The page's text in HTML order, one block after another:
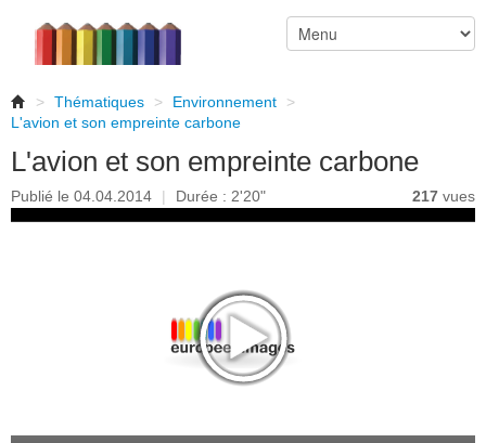
> Thématiques > Environnement
>
L'avion et son empreinte carbone
L'avion et son empreinte carbone
Publié le 04.04.2014 | Durée : 2'20" 217 vues